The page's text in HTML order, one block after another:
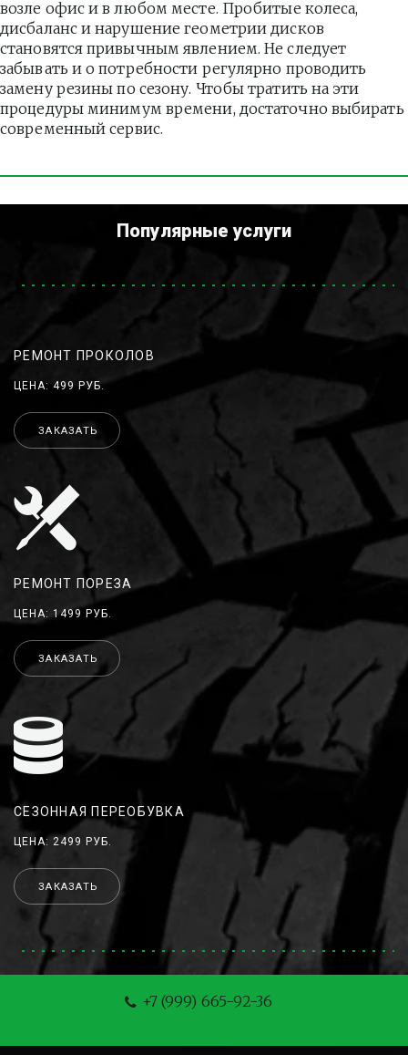
возле офис и в любом месте. Пробитые колеса,
дисбаланс и нарушение геометрии дисков
становятся привычным явлением. Не следует
забывать и о потребности регулярно проводить
замену резины по сезону. Чтобы тратить на эти
процедуры минимум времени, достаточно выбирать
современный сервис.
Популярные услуги
РЕМОНТ ПРОКОЛОВ
ЦЕНА: 499 РУБ.
ЗАКАЗАТЬ
РЕМОНТ ПОРЕЗА
ЦЕНА: 1499 РУБ.
ЗАКАЗАТЬ
СЕЗОННАЯ ПЕРЕОБУВКА
ЦЕНА: 2499 РУБ.
ЗАКАЗАТЬ
+7 (999) 665-92-36